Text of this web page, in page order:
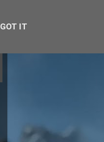
GOT IT